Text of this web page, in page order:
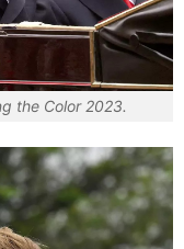
the Color 2023.